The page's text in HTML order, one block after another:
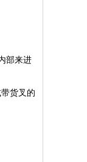
部来进
货叉的